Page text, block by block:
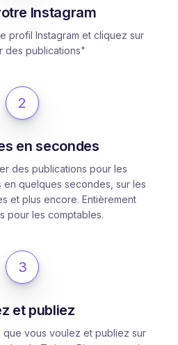
Instagram
profil Instagram et cliquez sur
des publications"
2
en secondes
des publications pour les
quelques secondes, sur les
et plus encore. Entièrement
pour les comptables.
3
et publiez
que vous voulez et publiez sur